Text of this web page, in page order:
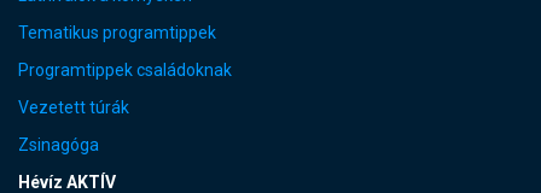
Tematikus programtippek
Programtippek családoknak
Vezetett túrák
Zsinagóga
Hévíz AKTÍV